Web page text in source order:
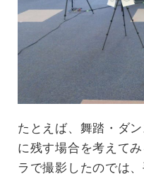
たとえば、舞踏・ダ
に残す場合を考えて
ラで撮影したのでは